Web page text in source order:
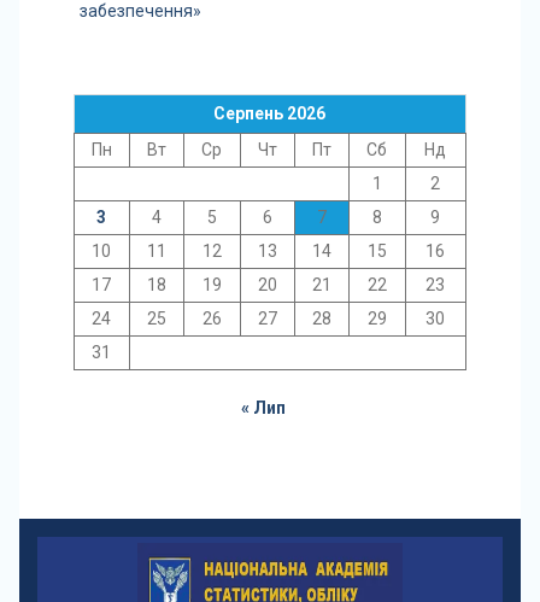
забезпечення»
Серпень 2026
Пн
Вт Ср Чт Пт Сб
Нд
1
2
3
4 5 6 7 8
9
10
11 12 13 14 15
16
17
18 19 20 21 22
23
24
25 26 27 28 29
30
31
« Лип